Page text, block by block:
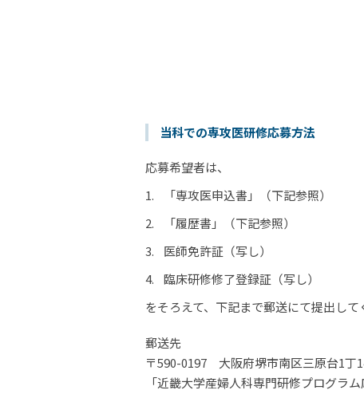
当科での専攻医研修応募方法
応募希望者は、
「専攻医申込書」（下記参照）
「履歴書」（下記参照）
医師免許証（写し）
臨床研修修了登録証（写し）
をそろえて、下記まで郵送にて提出して
郵送先
〒590-0197 大阪府堺市南区三原台1
「近畿大学産婦人科専門研修プログラ